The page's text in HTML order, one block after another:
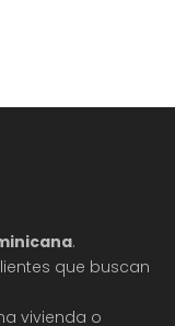
.
que buscan
vivienda o